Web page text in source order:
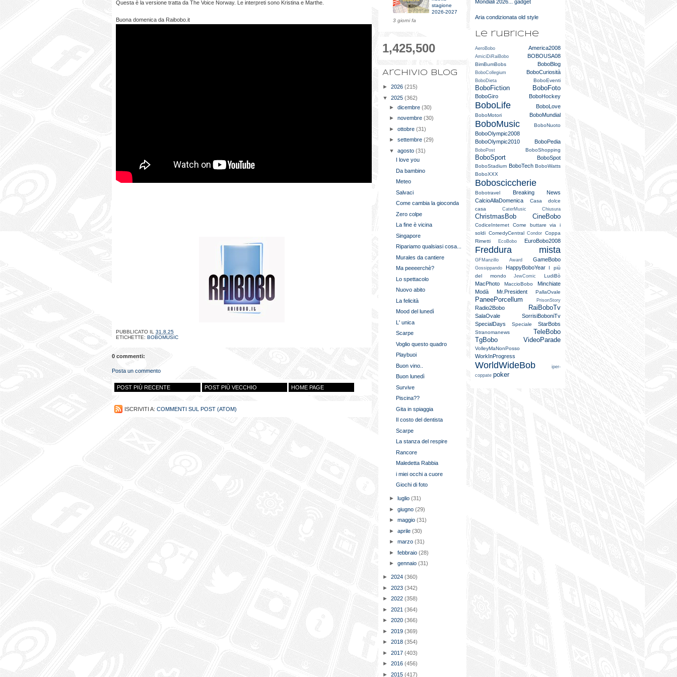
Questa è la versione tratta da The Voice Norway. Le interpreti sono Kristina e Marthe.
Buona domenica da Raibobo.it
PUBBLICATO IL 31.8.25
ETICHETTE: BOBOMUSIC
0 commenti:
Posta un commento
POST PIÙ RECENTE POST PIÙ VECCHIO HOME PAGE
ISCRIVITI A: COMMENTI SUL POST (ATOM)
stagione
2026-2027
3 giorni fa
1,425,500
Archivio blog
► 2026 (215)
▼ 2025 (362)
►dicembre(30)
►novembre(30)
►ottobre(31)
►settembre(29)
▼agosto(31)
I love you
Da bambino
Meteo
Salvaci
Come cambia la gioconda
Zero colpe
La fine è vicina
Singapore
Ripariamo qualsiasi cosa...
Murales da cantiere
Ma peeeerchè?
Lo spettacolo
Nuovo abito
La felicità
Mood del lunedì
L' unica
Scarpe
Voglio questo quadro
Playbuoi
Buon vino..
Buon lunedì
Survive
Piscina??
Gita in spiaggia
Il costo del dentista
Scarpe
La stanza del respire
Rancore
Maledetta Rabbia
i miei occhi a cuore
Giochi di foto
► luglio(31)
►giugno(29)
►maggio(31)
►aprile(30)
►marzo(31)
►febbraio(28)
►gennaio(31)
► 2024 (360)
► 2023 (342)
► 2022 (358)
► 2021 (364)
► 2020 (366)
► 2019 (369)
► 2018 (354)
► 2017 (403)
► 2016 (456)
► 2015 (417)
Mondiali 2026... gadget
Aria condizionata old style
Le rubriche
AeroBobo America2008
AmiciDiRaiBobo BOBOUSA08
BimBumBobs BoboBlog
BoboCollegium BoboCuriosità
BoboDieta BoboEventi
BoboFiction BoboFoto
BoboGiro BoboHockey
BoboLife BoboLove
BoboMotori BoboMundial
BoboMusic BoboNuoto
BoboOlympic2008
BoboOlympic2010
BoboPedia
BoboPost BoboShopping
BoboSport BoboSpot
BoboStadium BoboTech BoboWatts
BoboXXX
Bobosciccherie
Bobotravel
Breaking News
CalcioAllaDomenica
Casa dolce
casa
CaterMusic Chiusura
ChristmasBob CineBobo
CodiceInternet
Come buttare via i
soldi ComedyCentral Condor
Coppa
Rimetti
EcoBobo EuroBobo2008
Freddura mista
GFManzillo Award GameBobo
Gossippando HappyBoboYear
I più
del mondo
JewComic LudiBò
MacPhoto MaccioBobo
Minchiate
Modà
Mr.President PallaOvale
PaneePorcellum PrisonStory
Radio2Bobo RaiBoboTv
SalaOvale
SorrisiBoboniTv
SpecialDays
Speciale StarBobs
Stranomanews
TeleBobo
TgBobo
VideoParade
VolleyMaNonPosso
WorkInProgress
WorldWideBob
iper-
coppate poker